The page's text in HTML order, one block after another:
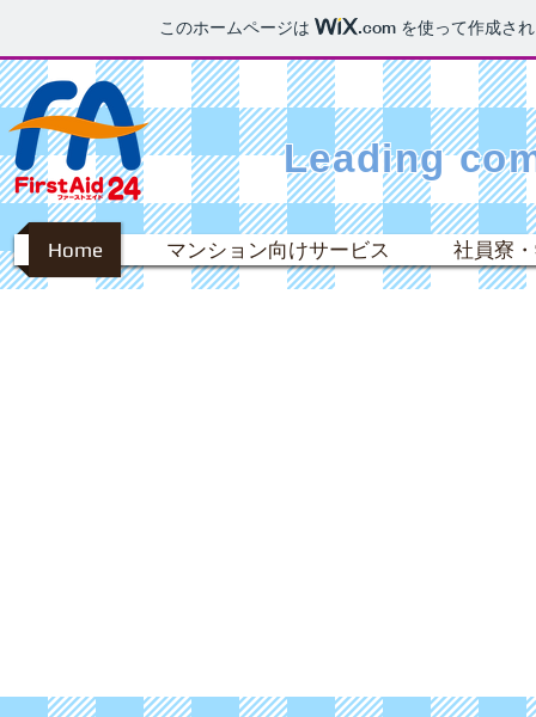
このホームページは .com を使って作成さ
Leading
Home マンション向けサービス 社員寮